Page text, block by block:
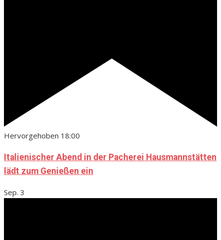
Hervorgehoben 18:00
Italienischer Abend in der Pacherei Hausmannstätten
lädt zum Genießen ein
Sep. 3